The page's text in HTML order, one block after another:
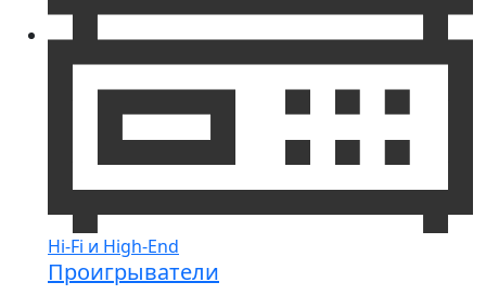
Hi-Fi и High-End
Проигрыватели